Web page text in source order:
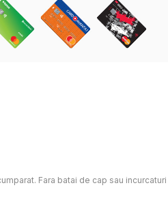
Fara batai de cap sau incurcaturi